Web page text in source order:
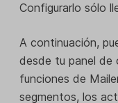
Configurarlo sólo
A continuación,
desde tu panel de
funciones de
segmentos, los